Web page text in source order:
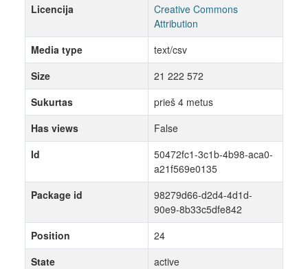
Licencija
Creative Commons
Attribution
Media type
text/csv
Size
21 222 572
Sukurtas
prieš 4 metus
Has views
False
Id
50472fc1-3c1b-4b98-aca0-
a21f569e0135
Package id
98279d66-d2d4-4d1d-
90e9-8b33c5dfe842
Position
24
State
active